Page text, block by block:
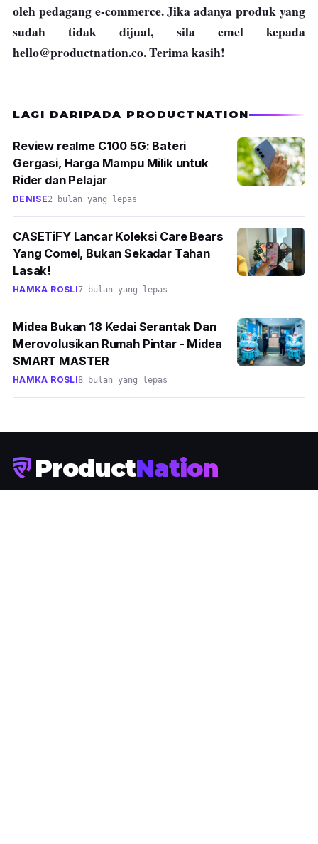
oleh pedagang e-commerce. Jika adanya produk yang
sudah tidak dijual, sila emel kepada
hello@productnation.co. Terima kasih!
LAGI DARIPADA PRODUCTNATION
Review realme C100 5G: Bateri
Gergasi, Harga Mampu Milik untuk
Rider dan Pelajar
DENISE2 bulan yang lepas
CASETiFY Lancar Koleksi Care Bears
Yang Comel, Bukan Sekadar Tahan
Lasak!
HAMKA ROSLI7 bulan yang lepas
Midea Bukan 18 Kedai Serantak Dan
Merovolusikan Rumah Pintar - Midea
SMART MASTER
HAMKA ROSLI8 bulan yang lepas
ProductNation